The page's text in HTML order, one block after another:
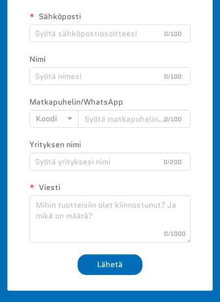
Sähköposti
0/100
Nimi
0/100
Matkapuhelin/WhatsApp
Koodi
0/100
Yrityksen nimi
0/200
Viesti
0/1000
Lähetä